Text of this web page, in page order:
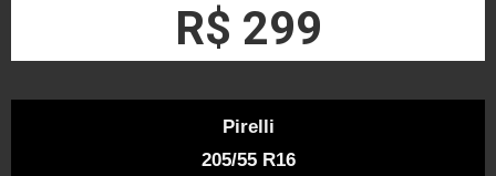
R$ 299
Pirelli
205/55 R16